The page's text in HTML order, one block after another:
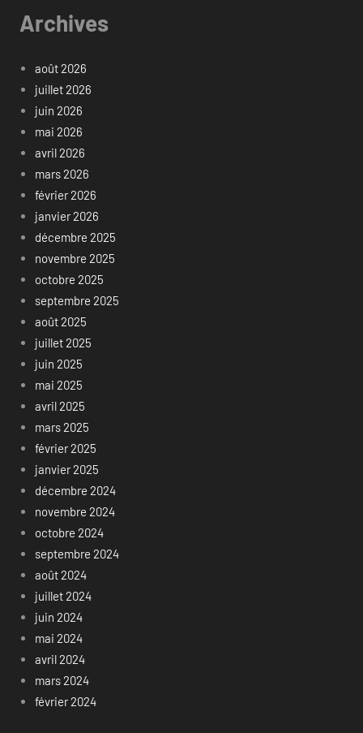
Archives
août 2026
juillet 2026
juin 2026
mai 2026
avril 2026
mars 2026
février 2026
janvier 2026
décembre 2025
novembre 2025
octobre 2025
septembre 2025
août 2025
juillet 2025
juin 2025
mai 2025
avril 2025
mars 2025
février 2025
janvier 2025
décembre 2024
novembre 2024
octobre 2024
septembre 2024
août 2024
juillet 2024
juin 2024
mai 2024
avril 2024
mars 2024
février 2024